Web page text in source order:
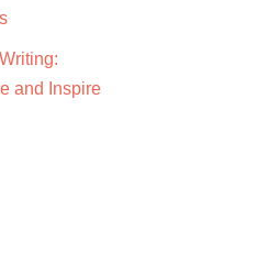
and Inspire